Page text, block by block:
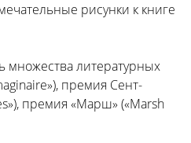
рисунки к книге
множества литературных
премия Сент-
премия «Марш» («Marsh